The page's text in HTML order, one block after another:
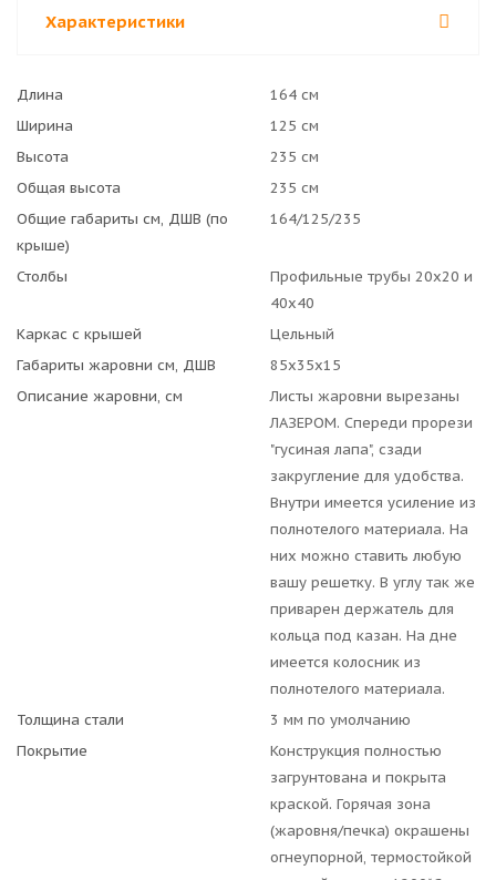
Характеристики
Длина
164 см
Ширина
125 см
Высота
235 см
Общая высота
235 см
Общие габариты см, ДШВ (по
крыше)
164/125/235
Столбы
Профильные трубы 20х20 и
40х40
Каркас с крышей
Цельный
Габариты жаровни см, ДШВ
85x35x15
Описание жаровни, см
Листы жаровни вырезаны
ЛАЗЕРОМ. Спереди прорези
"гусиная лапа", сзади
закругление для удобства.
Внутри имеется усиление из
полнотелого материала. На
них можно ставить любую
вашу решетку. В углу так же
приварен держатель для
кольца под казан. На дне
имеется колосник из
полнотелого материала.
Толщина стали
3 мм по умолчанию
Покрытие
Конструкция полностью
загрунтована и покрыта
краской. Горячая зона
(жаровня/печка) окрашены
огнеупорной, термостойкой